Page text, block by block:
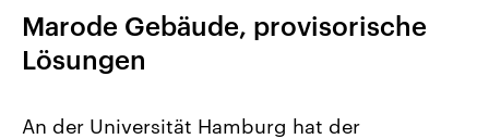
Marode Gebäude, provisorische
Lösungen
An der Universität Hamburg hat der